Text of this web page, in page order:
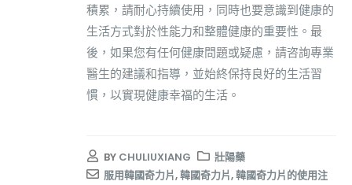
積累，請耐心持續使用，同時也要意識到健康的
生活方式對於性能力和整體健康的重要性。最
後，如果您有任何健康問題或疑慮，請咨詢專業
醫生的建議和指導，並始終保持良好的生活習
慣，以實現健康幸福的生活。
BY CHULIUXIANG
壯陽藥
服用韓國奇力片,韓國奇力片,韓國奇力片的使用注